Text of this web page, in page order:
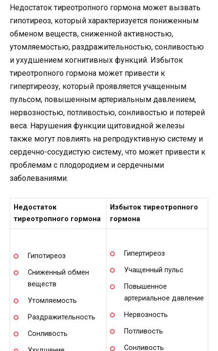
Недостаток тиреотропного гормона может вызвать
гипотиреоз, который характеризуется пониженным
обменом веществ, сниженной активностью,
утомляемостью, раздражительностью, сонливостью
и ухудшением когнитивных функций. Избыток
тиреотропного гормона может привести к
гипертиреозу, который проявляется учащенным
пульсом, повышенным артериальным давлением,
нервозностью, потливостью, сонливостью и потерей
веса. Нарушения функции щитовидной железы
также могут повлиять на репродуктивную систему и
сердечно-сосудистую систему, что может привести к
проблемам с плодородием и сердечными
заболеваниями.
Недостаток
тиреотропного гормона
Избыток тиреотропного
гормона
Гипотиреоз
Сниженный обмен
веществ
Утомляемость
Раздражительность
Сонливость
Гипертиреоз
Учащенный пульс
Повышенное
артериальное давление
Нервозность
Потливость
Сонливость